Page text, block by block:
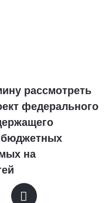
рассмотреть
федерального
на